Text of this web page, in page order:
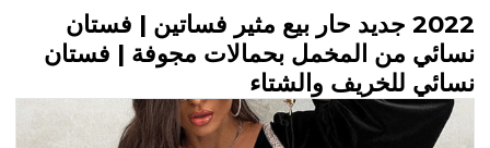
2022 جديد حار بيع مثير فساتين | فستان
نسائي من المخمل بحمالات مجوفة | فستان
نسائي للخريف والشتاء